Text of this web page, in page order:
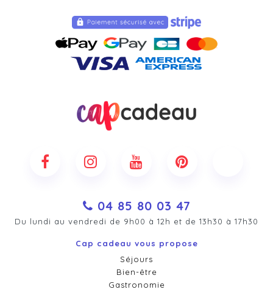
04 85 80 03 47
Du lundi au vendredi de 9h00 à 12h et de 13h30 à 17h30
Cap cadeau vous propose
Séjours
Bien-être
Gastronomie